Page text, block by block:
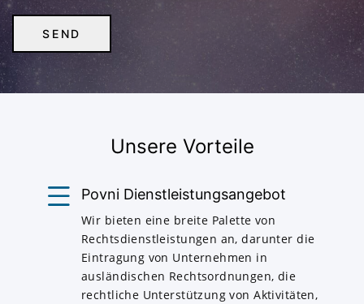
Unsere Vorteile
Povni Dienstleistungsangebot
Wir bieten eine breite Palette von
Rechtsdienstleistungen an, darunter die
Eintragung von Unternehmen in
ausländischen Rechtsordnungen, die
rechtliche Unterstützung von Aktivitäten,